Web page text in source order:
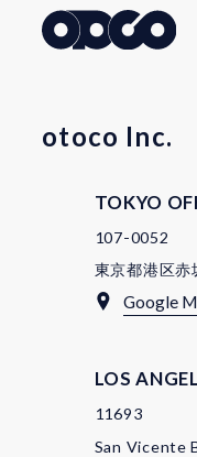
otoco Inc.
TOKYO
107-0052
東京都港区
Google
LOS
11693
San Vicente